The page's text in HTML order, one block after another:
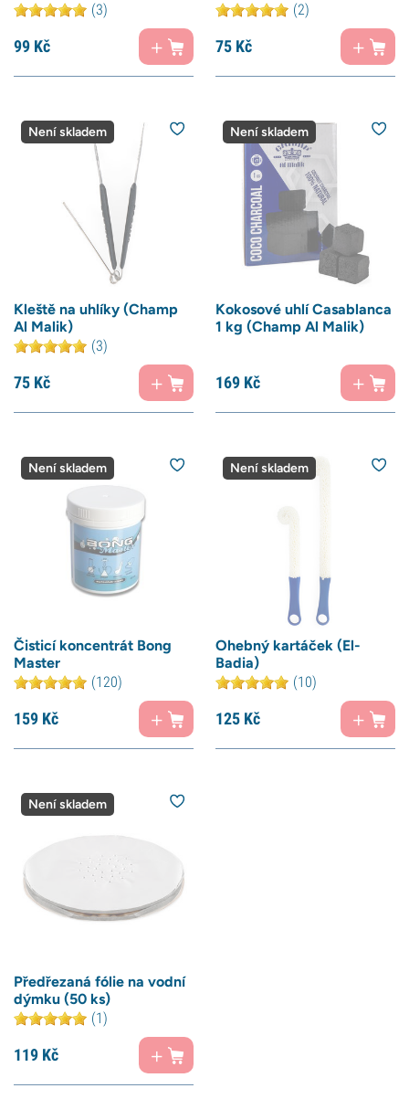
(3)
99 Kč
(2)
75 Kč
Není skladem
Kleště na uhlíky (Champ
Al Malik)
(3)
75 Kč
Není skladem
Kokosové uhlí Casablanca
1 kg (Champ Al Malik)
169 Kč
Není skladem
Čisticí koncentrát Bong
Master
(120)
159 Kč
Není skladem
Ohebný kartáček (El-
Badia)
(10)
125 Kč
Není skladem
Předřezaná fólie na vodní
dýmku (50 ks)
(1)
119 Kč